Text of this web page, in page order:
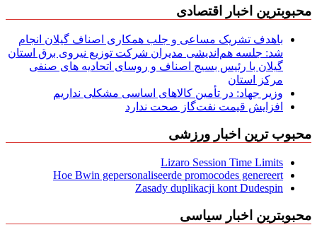
محبوبترین اخبار اقتصادی
باهدف تشریک مساعی و جلب همکاری اصناف گیلان انجام
شد: جلسه هم‌اندیشی مدیران شركت توزیع نیروی برق استان
گیلان با رئیس بسیج اصناف و روسای اتحادیه های صنفی
مركز استان
وزیر جهاد: در تأمین کالاهای اساسی مشکلی نداریم
افزایش قیمت نفت‌گاز صحت ندارد
محبوب ترین اخبار ورزشی
Lizaro Session Time Limits
Hoe Bwin gepersonaliseerde promocodes genereert
Zasady duplikacji kont Dudespin
محبوبترین اخبار سیاسی